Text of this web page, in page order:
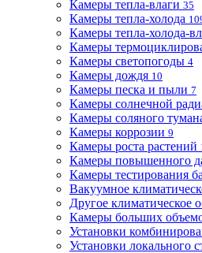
Камеры тепла-влаги 35
Камеры тепла-холода
Камеры тепла-холода-
Камеры
Камеры светопогоды 4
Камеры дождя 10
Камеры песка и пыли 7
Камеры солнечной
Камеры соляного
Камеры коррозии 9
Камеры роста растений
Камеры повышенного
Камеры тестирования
Вакуумное
Другое климатическое
Камеры больших
Установки
Установки локального